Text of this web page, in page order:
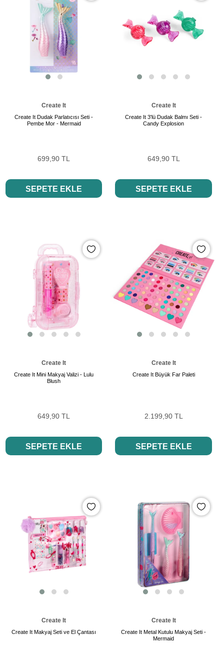
Create It
Create It Dudak Parlatıcısı Seti -
Pembe Mor - Mermaid
699,90 TL
SEPETE EKLE
Create It
Create It 3'lü Dudak Balmı Seti -
Candy Explosion
649,90 TL
SEPETE EKLE
Create It
Create It Mini Makyaj Valizi - Lulu
Blush
649,90 TL
SEPETE EKLE
Create It
Create It Büyük Far Paleti
2.199,90 TL
SEPETE EKLE
Create It
Create It Makyaj Seti ve El Çantası
Create It
Create It Metal Kutulu Makyaj Seti -
Mermaid